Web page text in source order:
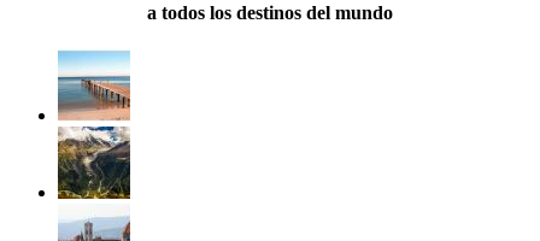
a todos los destinos del mundo